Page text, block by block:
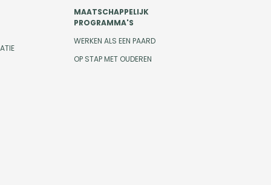
MAATSCHAPPELIJK
PROGRAMMA'S
WERKEN ALS EEN PAARD
OP STAP MET OUDEREN